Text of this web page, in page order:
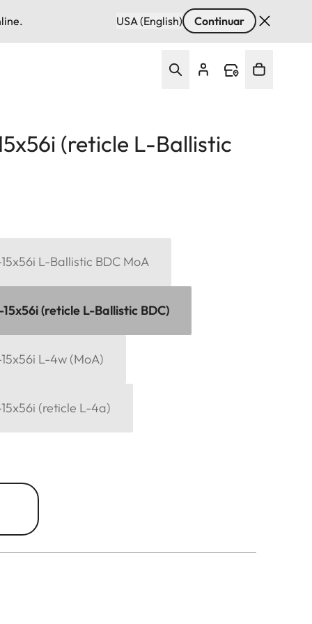
USA (English) Continuar
(reticle L-Ballistic
L-Ballistic BDC MoA
(reticle L-Ballistic BDC)
L-4w (MoA)
(reticle L-4a)